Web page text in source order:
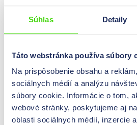
Súhlas Detaily
Táto webstránka používa súbory
Na prispôsobenie obsahu a
sociálnych médií a analýzu
súbory cookie. Informácie o tom,
webové stránky, poskytujeme aj
oblasti sociálnych médií, inzercie
Káblové prechodky